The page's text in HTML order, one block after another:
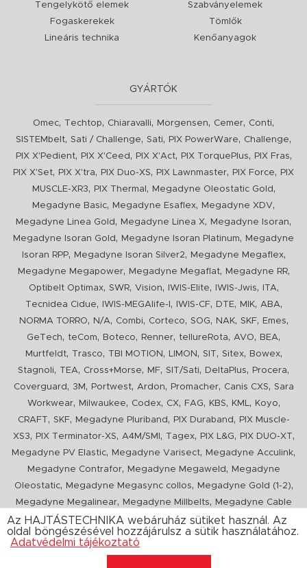
Tengelykötő elemek
Fogaskerekek
Lineáris technika
Szabványelemek
Tömlők
Kenőanyagok
GYÁRTÓK
Omec, Techtop, Chiaravalli, Morgensen, Cemer, Conti,
SISTEMbelt, Sati / Challenge, Sati, PIX PowerWare, Challenge,
PIX X'Pedient, PIX X'Ceed , PIX X'Act, PIX TorquePlus, PIX Fras,
PIX X'Set, PIX X'tra, PIX Duo-XS, PIX Lawnmaster, PIX Force,
PIX
MUSCLE-XR3, PIX Thermal , Megadyne Oleostatic Gold ,
Megadyne Basic, Megadyne Esaflex, Megadyne XDV,
Megadyne Linea Gold , Megadyne Linea X, Megadyne Isoran,
Megadyne Isoran Gold , Megadyne Isoran Platinum,
Megadyne
Isoran RPP, Megadyne Isoran Silver2, Megadyne Megaflex,
Megadyne Megapower, Megadyne Megaflat, Megadyne RR,
Optibelt Optimax, SWR, Vision, IWIS-Elite, IWIS-Jwis, ITA,
Tecnidea Cidue, IWIS-MEGAlife-I , IWIS-CF, DTE, MIK, ABA,
NORMA TORRO, N/A, Combi, Corteco, SOG, NAK, SKF, Emes,
GeTech, teCom, Boteco, Renner, tellureRota, AVO, BEA,
Murtfeldt, Trasco, TBI MOTION , LIMON , SIT, Sitex, Bowex,
Stagnoli, TEA, Cross+Morse, MF, SIT/Sati, DeltaPlus, Procera,
Coverguard , 3M , Portwest, Ardon, Promacher, Canis CXS, Sara
Workwear, Milwaukee, Codex, CX, FAG, KBS, KML, Koyo,
CRAFT, SKF, Megadyne Pluriband , PIX Duraband ,
PIX Muscle-
XS3, PIX Terminator-XS, A4M/SMI , Tagex, PIX L&G, PIX DUO-XT,
Megadyne PV Elastic, Megadyne Varisect, Megadyne Acculink,
Megadyne Contrafor, Megadyne Megaweld ,
Megadyne
Oleostatic, Megadyne Megasync collos, Megadyne Gold (1-2),
Megadyne Megalinear, Megadyne Millbelts,
Megadyne Cable
Pull, PIX X'Ceed,Megadyne Pull Down, Optibelt VB,Mitsuboshi
ConCar,Megadyne Megarib ,PIX HARVESTER,Urgent
Az HAJTÁSTECHNIKA webáruház sütiket használ. Az
oldal böngészésével hozzájárulsz a sütik használatához.
Adatvédelmi tájékoztató